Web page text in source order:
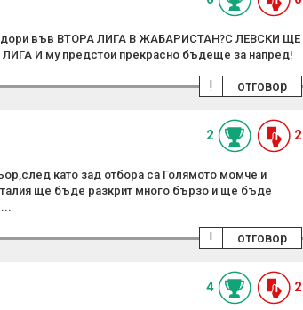
дори във ВТОРА ЛИГА В ЖАБАРИСТАН?С ЛЕВСКИ ЩЕ
И му предстои прекрасно бъдеще за напред!
отговор
!
2 2
като зад отбора са Голямото момче и
ще бъде разкрит много бързо и ще бъде
отговор
!
4 2